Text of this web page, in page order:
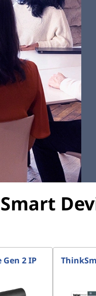
Smart
2 IP